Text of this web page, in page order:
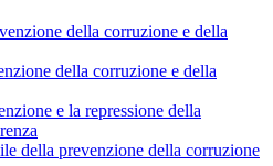
della corruzione e della
della corruzione e della
e la repressione della
della prevenzione della corruzione